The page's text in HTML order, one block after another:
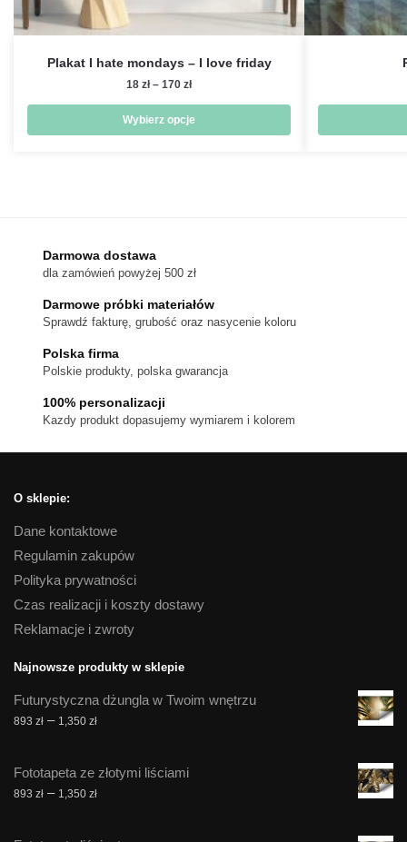
Plakat I hate mondays – I love friday
18 zł – 170 złZakres
od
18 zł
Wybierz opcje
można
wybrać
na
produktu
Darmowa dostawa
dla zamówień powyżej 500 zł
Darmowe próbki materiałów
Sprawdź fakturę, grubość oraz nasycenie koloru
Polska firma
Polskie produkty, polska gwarancja
100% personalizacji
Kazdy produkt dopasujemy wymiarem i kolorem
O sklepie:
Dane kontaktowe
Regulamin zakupów
Polityka prywatności
Czas realizacji i koszty dostawy
Reklamacje i zwroty
Najnowsze produkty w sklepie
Futurystyczna dżungla w Twoim wnętrzu
893 zł – 1,350 złZakres
893 zł
do
Fototapeta ze złotymi liściami
893 zł – 1,350 złZakres